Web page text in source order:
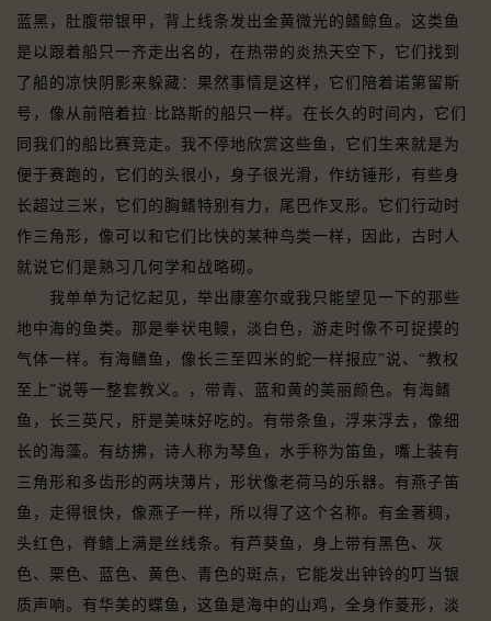
蓝黑，肚腹带银甲，背上线条发出金黄微光的鳍鲸鱼。这类鱼
是以跟着船只一齐走出名的，在热带的炎热天空下，它们找到
了船的凉快阴影来躲藏：果然事情是这样，它们陪着诺第留斯
号，像从前陪着拉·比路斯的船只一样。在长久的时间内，它们
同我们的船比赛竞走。我不停地欣赏这些鱼，它们生来就是为
便于赛跑的，它们的头很小，身子很光滑，作纺锤形，有些身
长超过三米，它们的胸鳍特别有力，尾巴作叉形。它们行动时
作三角形，像可以和它们比快的某种鸟类一样，因此，古时人
就说它们是熟习几何学和战略砌。
我单单为记忆起见，举出康塞尔或我只能望见一下的那些
地中海的鱼类。那是拳状电鳗，淡白色，游走时像不可捉摸的
气体一样。有海鳝鱼，像长三至四米的蛇一样报应”说、“教权
至上”说等一整套教义。，带青、蓝和黄的美丽颜色。有海鳍
鱼，长三英尺，肝是美味好吃的。有带条鱼，浮来浮去，像细
长的海藻。有纺拂，诗人称为琴鱼，水手称为笛鱼，嘴上装有
三角形和多齿形的两块薄片，形状像老荷马的乐器。有燕子笛
鱼，走得很快，像燕子一样，所以得了这个名称。有金著稠，
头红色，脊鳍上满是丝线条。有芦葵鱼，身上带有黑色、灰
色、栗色、蓝色、黄色、青色的斑点，它能发出钟铃的叮当银
质声响。有华美的蝶鱼，这鱼是海中的山鸡，全身作菱形，淡